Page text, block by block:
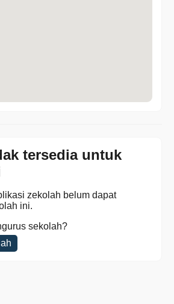
tersedia untuk
zekolah belum dapat
ini.
sekolah?